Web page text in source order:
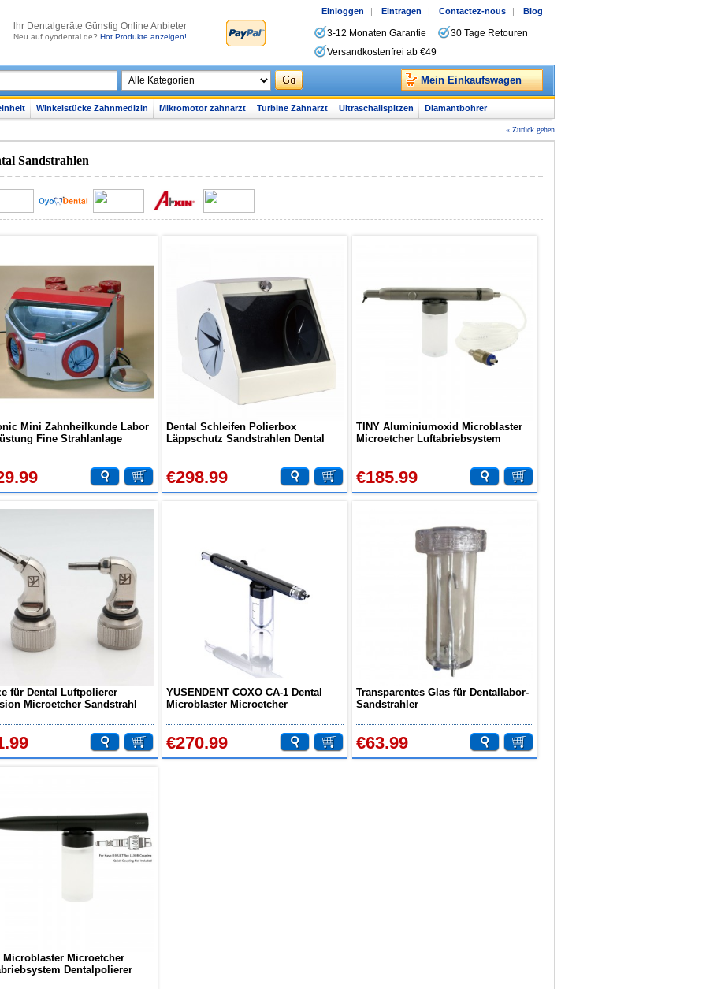
lhr Dentalgeräte Günstig Online Anbieter
Neu auf oyodental.de? Hot Produkte anzeigen!
Einloggen | Eintragen | Contactez-nous | Blog
3-12 Monaten Garantie
30 Tage Retouren
Versandkostenfrei ab €49
Mein Einkaufswagen
Winkelstücke Zahnmedizin Mikromotor zahnarzt Turbine Zahnarzt Ultraschallspitzen Diamantbohrer
« Zurück gehen
Sandstrahlen
Mini Zahnheilkunde Labor
Fine Strahlanlage
Dental Schleifen Polierbox
Läppschutz Sandstrahlen Dental
€298.99
TINY Aluminiumoxid Microblaster
Microetcher Luftabriebsystem
€185.99
für Dental Luftpolierer
Microetcher Sandstrahl
YUSENDENT COXO CA-1 Dental
Microblaster Microetcher
€270.99
Transparentes Glas für Dentallabor-
Sandstrahler
€63.99
Microblaster Microetcher
Dentalpolierer